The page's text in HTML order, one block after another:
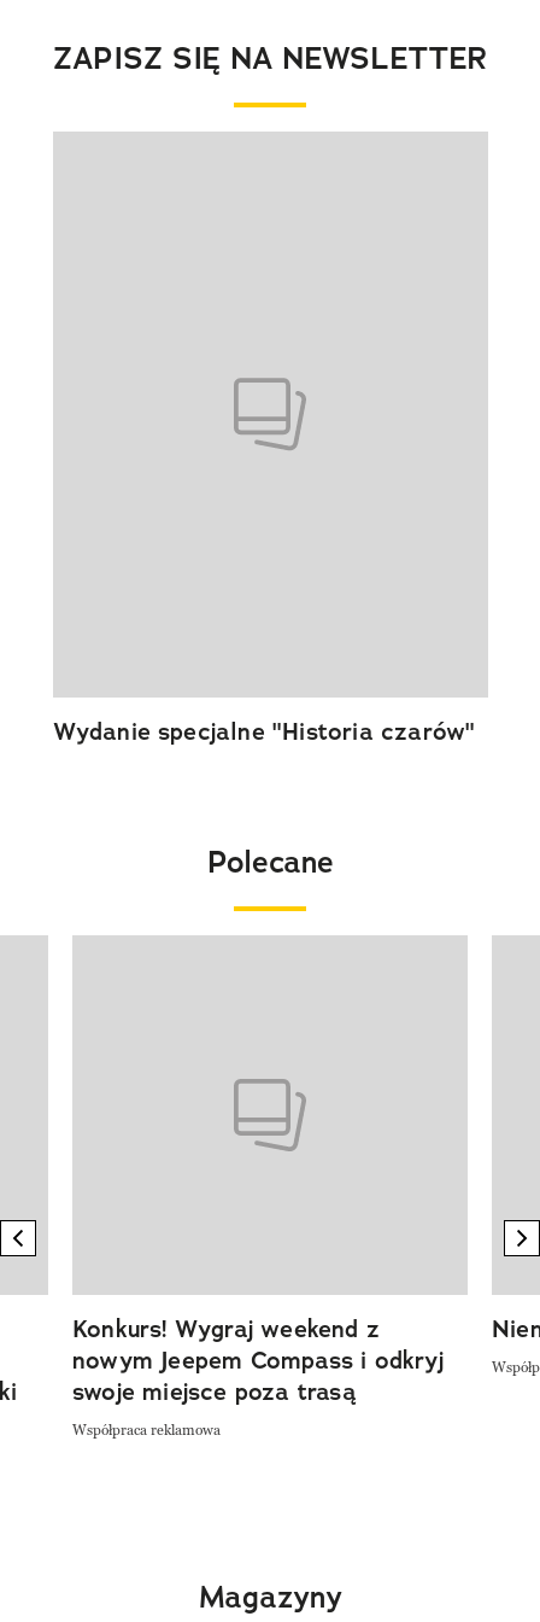
ZAPISZ SIĘ NA NEWSLETTER
Wydanie specjalne "Historia czarów"
Polecane
previous element
Konkurs! Wygraj weekend z
nowym Jeepem Compass i odkryj
swoje miejsce poza trasą
Współpraca reklamowa
Magazyny